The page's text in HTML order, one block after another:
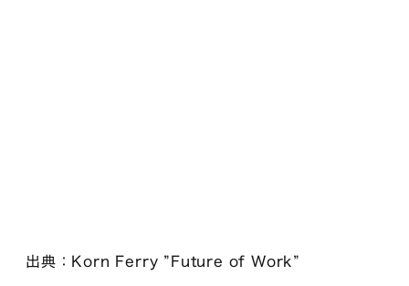
出典：Korn Ferry ”Future of Work”